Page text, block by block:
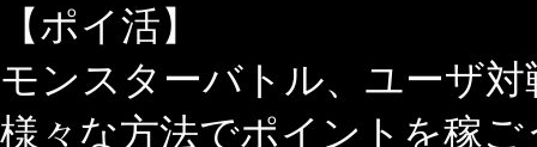
【ポイ活】
モンスターバトル、ユーザ
様々な方法でポイントを稼